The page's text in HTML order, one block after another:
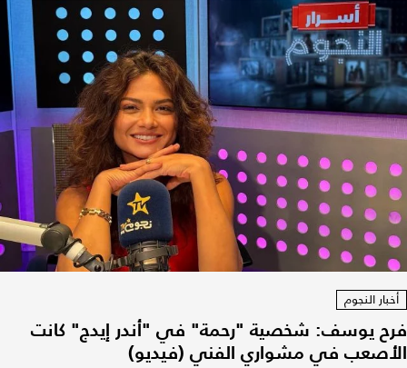
أخبار النجوم
فرح يوسف: شخصية "رحمة" في "أندر إيدج" كانت
الأصعب في مشواري الفني (فيديو)